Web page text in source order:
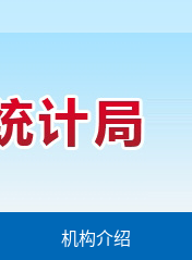
机构介绍